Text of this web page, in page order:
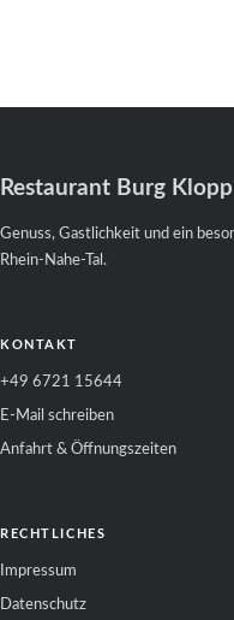
Restaurant Burg Klopp
Genuss, Gastlichkeit und ein
Rhein-Nahe-Tal.
KONTAKT
+49 6721 15644
E-Mail schreiben
Anfahrt & Öffnungszeiten
RECHTLICHES
Impressum
Datenschutz